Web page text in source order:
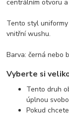
centrálním otvoru
Tento styl
vnitřní wushu.
Barva: černá nebo
Vyberte si
Tento druh
úplnou
Pokud